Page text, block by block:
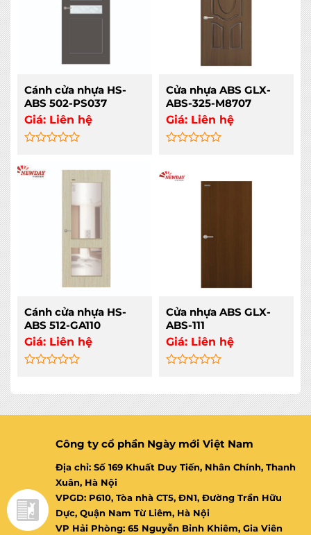
Cánh cửa nhựa HS-
ABS 502-PS037
Giá: Liên hệ
0
out
Cửa nhựa ABS GLX-
ABS-325-M8707
Giá: Liên hệ
out
Cánh cửa nhựa HS-
ABS 512-GA110
Giá: Liên hệ
out
of
Cửa nhựa ABS GLX-
ABS-111
Giá: Liên hệ
out
of
Công ty cổ phần Ngày mới Việt Nam
Địa chỉ: Số 169 Khuất Duy Tiến, Nhân Chính, Thanh
Xuân, Hà Nội
VPGD: P610, Tòa nhà CT5, ĐN1, Đường Trần Hữu
Dực, Quận Nam Từ Liêm, Hà Nội
VP Hải Phòng: 65 Nguyễn Bỉnh Khiêm, Gia Viên